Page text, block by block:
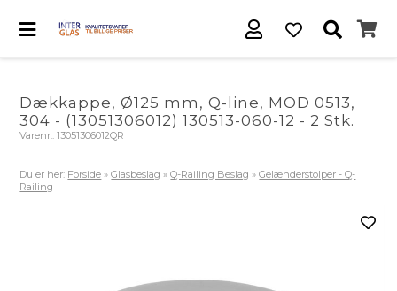
Dækkappe, Ø125 mm, Q-line, MOD 0513,
304 - (13051306012) 130513-060-12 - 2 Stk.
Varenr.:13051306012QR
Du er her: Forside »Glasbeslag »Q-Railing Beslag »Gelænderstolper - Q-
Railing